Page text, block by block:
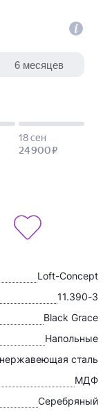
Loft-Concept
11.390-3
Black Grace
Напольные
нержавеющая сталь
МДФ
Серебряный